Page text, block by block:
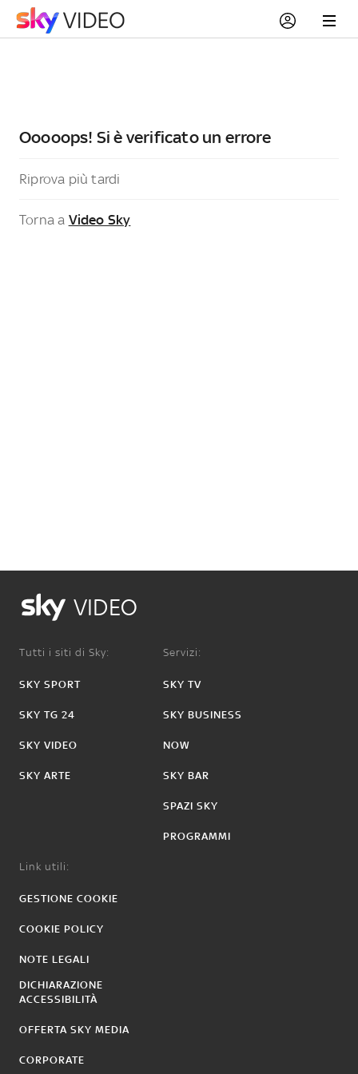
Ooooops! Si è verificato un errore
Riprova più tardi
Torna a Video Sky
VIDEO
Tutti i siti di Sky:
SKY SPORT
SKY TG 24
SKY VIDEO
SKY ARTE
Servizi:
SKY TV
SKY BUSINESS
NOW
SKY BAR
SPAZI SKY
PROGRAMMI
Link utili:
GESTIONE COOKIE
COOKIE POLICY
NOTE LEGALI
DICHIARAZIONE
ACCESSIBILITÀ
OFFERTA SKY MEDIA
CORPORATE